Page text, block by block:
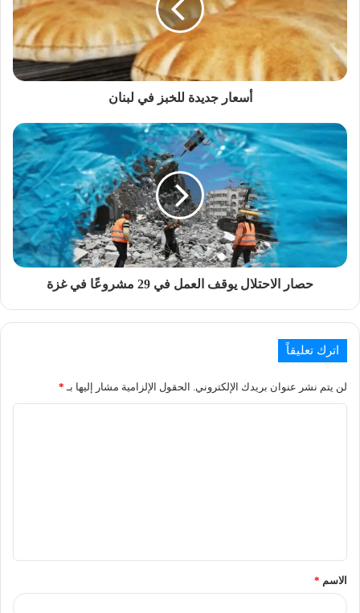
أسعار جديدة للخبز في لبنان
حصار الاحتلال يوقف العمل في 29 مشروعًا في غزة
اترك تعليقاً
لن يتم نشر عنوان بريدك الإلكتروني. الحقول الإلزامية مشار إليها بـ *
الاسم *